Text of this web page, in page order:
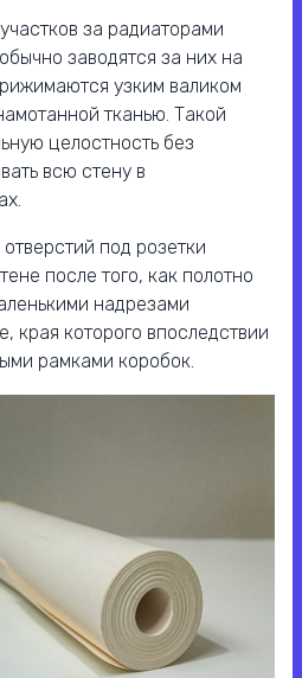
за радиаторами
заводятся за них на
узким валиком
тканью. Такой
целостность без
всю стену в
под розетки
после того, как полотно
надрезами
края которого впоследствии
рамками коробок.